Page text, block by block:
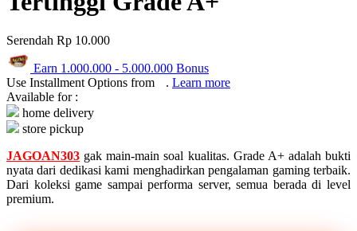
Sebamed
Silver Cross
Skip Hop
Serendah Rp 10.000
Earn 1.000.000 - 5.000.000 Bonus
Use Installment Options from
. Learn more
Available for :
home delivery
store pickup
JAGOAN303 gak main-main soal kualitas. Grade A+ adalah bukti
nyata dari dedikasi kami menghadirkan pengalaman gaming terbaik.
Dari koleksi game sampai performa server, semua berada di level
premium.